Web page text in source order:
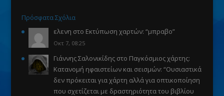
Πρόσφατα Σχόλια
ελενη στο Εκτύπωση χαρτών: “μπραβο”
Οκτ 7, 08:25
Γιάννης Σαλονικίδηςστο Παγκόσμιος χάρτης:
Κατανομή ηφαιστείων και σεισμών: “Ουσιαστικά
δεν πρόκειται για χάρτη αλλά για οπτικοποίηση
που σχετίζεται με δραστηριότητα του βιβλίου